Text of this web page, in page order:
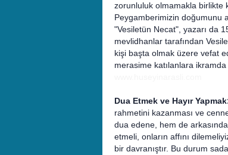
zorunluluk olmamakla birlikte
Peygamberimizin doğumunu
"Vesiletün Necat", yazarı da
mevlidhanlar tarafından
kişi başta olmak üzere vefat
merasime katılanlara ikramda
Dua Etmek ve Hayır
rahmetini kazanması ve
dua edene, hem de
etmeli, onların affını
bir davranıştır. Bu durum